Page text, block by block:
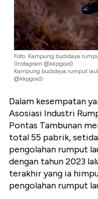
Foto: Kampung budidaya
(Instagram @kkpgoid)
Kampung budidaya rumput
@kkpgoid)
Dalam kesempatan
Asosiasi Industri
Pontas Tambunan
total 55 pabrik,
pengolahan rumput
dengan tahun 2023
terakhir yang ia
pengolahan rumput